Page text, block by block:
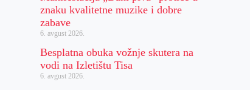
znaku kvalitetne muzike i dobre
zabave
6. avgust 2026.
Besplatna obuka vožnje skutera na
vodi na Izletištu Tisa
6. avgust 2026.